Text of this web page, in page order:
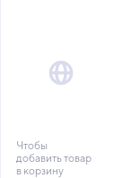
Чтобы
добавить товар
в корзину